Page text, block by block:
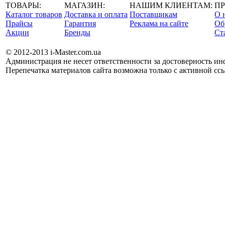
ТОВАРЫ:
Каталог товаров
Прайсы
Акции
МАГАЗИН:
Доставка и оплата
Гарантия
Бренды
НАШИМ КЛИЕНТАМ:
Поставщикам
Реклама на сайте
О
© 2012-2013 i-Master.com.ua
Администрация не несет ответственности за достоверность
Перепечатка материалов сайта возможна только с активной